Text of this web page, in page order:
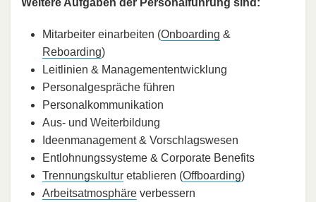
Weitere Aufgaben der Personalführung sind:
Mitarbeiter einarbeiten (Onboarding &
Reboarding)
Leitlinien & Managemententwicklung
Personalgespräche führen
Personalkommunikation
Aus- und Weiterbildung
Ideenmanagement & Vorschlagswesen
Entlohnungssysteme & Corporate Benefits
Trennungskultur etablieren (Offboarding)
Arbeitsatmosphäre verbessern